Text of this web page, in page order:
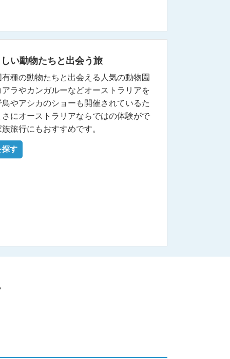
い動物たちと出会う旅
種の動物たちと出会える人気の動物園
ラやカンガルーなどオーストラリアを
やアシカのショーも開催されているた
にオーストラリアならではの体験がで
旅行にもおすすめです。
探す